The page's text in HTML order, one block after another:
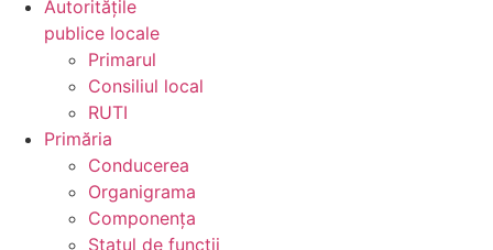
Autoritățile
publice locale
Primarul
Consiliul local
RUTI
Primăria
Conducerea
Organigrama
Componența
Statul de funcții